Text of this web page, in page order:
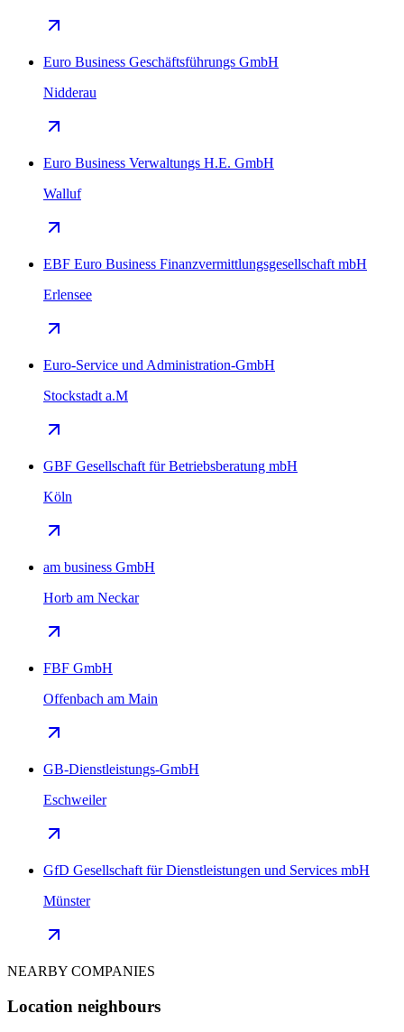
Euro Business Geschäftsführungs GmbH
Nidderau
Euro Business Verwaltungs H.E. GmbH
Walluf
EBF Euro Business Finanzvermittlungsgesellschaft mbH
Erlensee
Euro-Service und Administration-GmbH
Stockstadt a.M
GBF Gesellschaft für Betriebsberatung mbH
Köln
am business GmbH
Horb am Neckar
FBF GmbH
Offenbach am Main
GB-Dienstleistungs-GmbH
Eschweiler
GfD Gesellschaft für Dienstleistungen und Services mbH
Münster
NEARBY COMPANIES
Location neighbours